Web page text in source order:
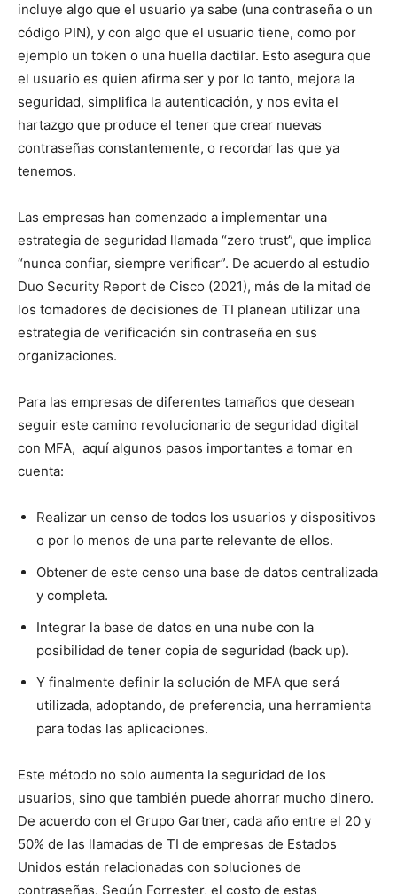
incluye algo que el usuario ya sabe (una contraseña o un
código PIN), y con algo que el usuario tiene, como por
ejemplo un token o una huella dactilar. Esto asegura que
el usuario es quien afirma ser y por lo tanto, mejora la
seguridad, simplifica la autenticación, y nos evita el
hartazgo que produce el tener que crear nuevas
contraseñas constantemente, o recordar las que ya
tenemos.
Las empresas han comenzado a implementar una
estrategia de seguridad llamada “zero trust”, que implica
“nunca confiar, siempre verificar”. De acuerdo al estudio
Duo Security Report de Cisco (2021), más de la mitad de
los tomadores de decisiones de TI planean utilizar una
estrategia de verificación sin contraseña en sus
organizaciones.
Para las empresas de diferentes tamaños que desean
seguir este camino revolucionario de seguridad digital
con MFA, aquí algunos pasos importantes a tomar en
cuenta:
Realizar un censo de todos los usuarios y dispositivos
o por lo menos de una parte relevante de ellos.
Obtener de este censo una base de datos centralizada
y completa.
Integrar la base de datos en una nube con la
posibilidad de tener copia de seguridad (back up).
Y finalmente definir la solución de MFA que será
utilizada, adoptando, de preferencia, una herramienta
para todas las aplicaciones.
Este método no solo aumenta la seguridad de los
usuarios, sino que también puede ahorrar mucho dinero.
De acuerdo con el Grupo Gartner, cada año entre el 20 y
50% de las llamadas de TI de empresas de Estados
Unidos están relacionadas con soluciones de
contraseñas. Según Forrester, el costo de estas